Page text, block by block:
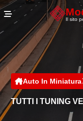
Il sito
Auto In Miniatura
TUTTI I TUNING
Cookies management panel